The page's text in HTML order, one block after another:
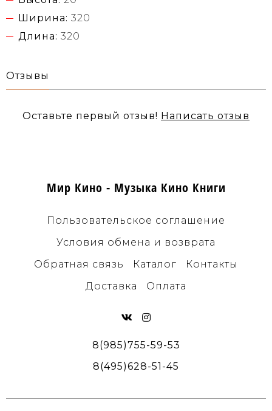
Ширина: 320
Длина: 320
Отзывы
Оставьте первый отзыв! Написать отзыв
Мир Кино - Музыка Кино Книги
Пользовательское соглашение
Условия обмена и возврата
Обратная связь
Каталог
Контакты
Доставка
Оплата
8(985)755-59-53
8(495)628-51-45